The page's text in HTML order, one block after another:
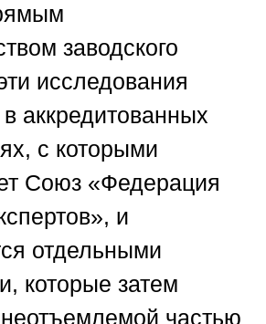
заводского
исследования
аккредитованных
с которыми
Союз «Федерация
, и
отдельными
которые затем
неотъемлемой частью